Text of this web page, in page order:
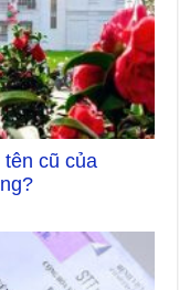
tên cũ của